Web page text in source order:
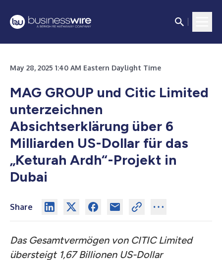
May 28, 2025 1:40 AM Eastern Daylight Time
MAG GROUP und Citic Limited
unterzeichnen
Absichtserklärung über 6
Milliarden US-Dollar für das
„Keturah Ardh“-Projekt in
Dubai
Share
Das Gesamtvermögen von CITIC Limited
übersteigt 1,67 Billionen US-Dollar